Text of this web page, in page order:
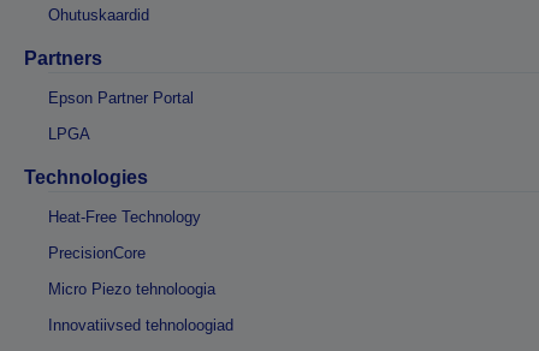
Ohutuskaardid
Partners
Epson Partner Portal
LPGA
Technologies
Heat-Free Technology
PrecisionCore
Micro Piezo tehnoloogia
Innovatiivsed tehnoloogiad